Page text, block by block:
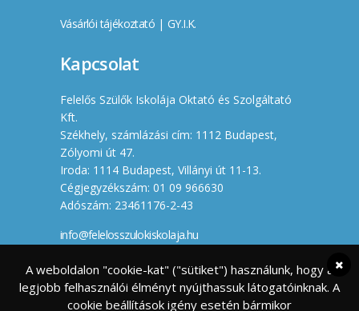
Vásárlói tájékoztató | GY.I.K.
Kapcsolat
Felelős Szülők Iskolája Oktató és Szolgáltató
Kft.
Székhely, számlázási cím: 1112 Budapest,
Zólyomi út 47.
Iroda: 1114 Budapest, Villányi út 11-13.
Cégjegyzékszám: 01 09 966630
Adószám: 23461176-2-43
info@felelosszulokiskolaja.hu
Készítette
A weboldalon "cookie-kat" ("sütiket") használunk, hogy a
legjobb felhasználói élményt nyújthassuk látogatóinknak. A
cookie beállítások igény esetén bármikor